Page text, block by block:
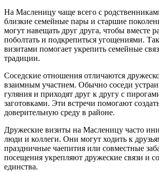
На Масленицу чаще всего с
близкие семейные пары и старшие
могут навещать друг друга, чтобы вместе
поболтать и подкрепиться угощениями.
визитами помогает укрепить семейные
традиции.
Соседские отношения отличаются
взаимным участием. Обычно соседи
гуляния и приходят друг к другу с
заготовками. Эти встречи помогают
доверительную среду в районе.
Дружеские визиты на Масленицу часто
люди и коллеги. Они могут ходить к
праздничные чаепития или совместные
посещения укрепляют дружеские связи и
единства.